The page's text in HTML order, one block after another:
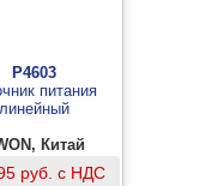
P4603
питания
линейный
Китай
руб. с НДС